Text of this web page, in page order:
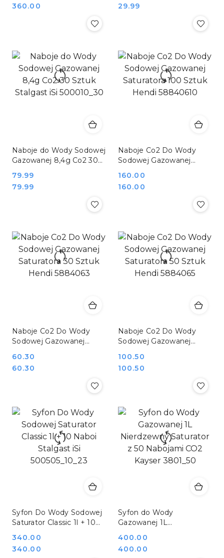
Cena:
360.00 Cena:
29.99
Naboje do Wody Sodowej
Gazowanej 8,4g Co2 30
500010_30
Cena:
79.99
Cena:
79.99
Naboje Co2 Do Wody
Sodowej Gazowanej
Hendi 58840610
Cena:
160.00
Cena:
160.00
Naboje Co2 Do Wody
Sodowej Gazowanej
Hendi 5884063
Cena:
60.30
Cena:
60.30
Naboje Co2 Do Wody
Sodowej Gazowanej
Hendi 5884065
Cena:
100.50
Cena:
100.50
Syfon Do Wody Sodowej
Saturator Classic 1l + 10
500505_10_23
Cena:
340.00
Cena:
340.00
Syfon do Wody
Gazowanej 1L
50 Nabojami CO2 Kayser
3801_50
Cena:
400.00
Cena:
400.00